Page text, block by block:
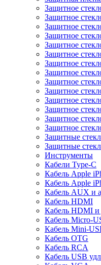
Защитное
Защитное
Защитное
Защитное
Защитное
Защитное
Защитное
Защитное
Защитное
Защитное
Защитное
Защитное
Защитное
Защитное
Защитные
Защитные
Инструменты
Кабели Type-C
Кабель Apple
Кабель Apple
Кабель AUX и
Кабель HDMI
Кабель HDMI и
Кабель Micro-
Кабель Mini-
Кабель OTG
Кабель RCA
Кабель USB